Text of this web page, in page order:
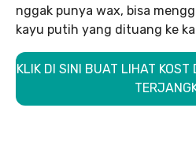
nggak punya wax, bisa
kayu putih yang dituang ke
KLIK DI SINI BUAT LIHAT KOST